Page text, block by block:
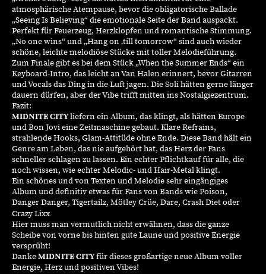
atmosphärische Atempause, bevor die obligatorische Ballade
„SeeingIsBelieving“ die emotionale Seite der Band auspackt.
Perfekt für Feuerzeug, Herzklopfen und romantische Stimmung.
„No onewins“ und „Hang on ‚tilltomorrow“ sind auch wieder
schöne, leichte melodiöse Stücke mit toller Melodieführung.
Zum Finale gibt es bei dem Stück „When theSummer Ends“ ein
Keyboard-Intro, das leicht an Van Halen erinnert, bevor Gitarren
und Vocals das Ding in die Luft jagen. Die Soli hätten gerne länger
dauern dürfen, aber der Vibe trifft mitten ins Nostalgiezentrum.
Fazit:
MIDNITE CITYliefern ein Album, das klingt, als hätten Europe
und Bon Jovi eine Zeitmaschine gebaut. Klare Refrains,
strahlende Hooks, Glam-Attitüde ohne Ende. Diese Band hält ein
Genre am Leben, das nie aufgehört hat, das Herz der Fans
schneller schlagen zu lassen. Ein echter Pflichtkauf für alle, die
noch wissen, wie echterMelodic- und Hair-Metalklingt.
Ein schönes und von Texten und Melodie sehr eingängiges
Album und definitiv etwas für Fans von Bands wie Poison,
DangerDanger, Tigertailz, Mötley Crüe, Dare, CrashDietoder
CrazyLixx.
Hier muss man vermutlich nicht erwähnen, dass die ganze
Scheibe von vorne bis hinten gute Laune und positive Energie
versprüht!
DankeMIDNITE CITYfür dieses großartige neue Album voller
Energie, Herz und positiven Vibes!